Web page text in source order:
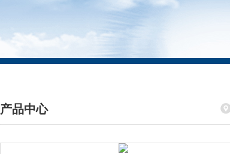
产品中心
/ PRODUCTS CENTER